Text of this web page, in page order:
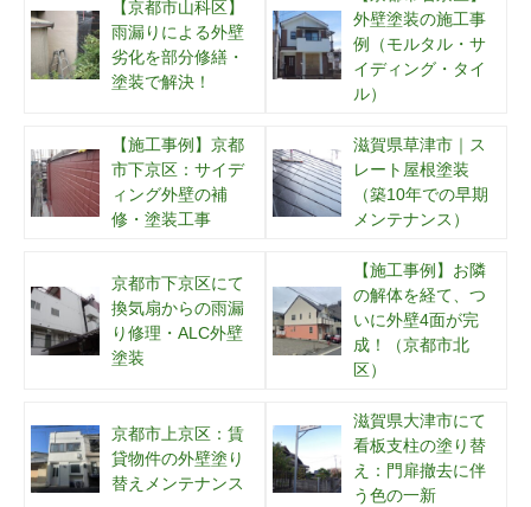
【京都市山科区】
雨漏りによる外壁
劣化を部分修繕・
塗装で解決！
外壁塗装の施工事
例（モルタル・サ
イディング・タイ
ル）
【施工事例】京都
市下京区：サイデ
ィング外壁の補
修・塗装工事
滋賀県草津市｜ス
レート屋根塗装
（築10年での早期
メンテナンス）
京都市下京区にて
換気扇からの雨漏
り修理・ALC外壁
塗装
【施工事例】お隣
の解体を経て、つ
いに外壁4面が完
成！（京都市北
区）
京都市上京区：賃
貸物件の外壁塗り
替えメンテナンス
滋賀県大津市にて
看板支柱の塗り替
え：門扉撤去に伴
う色の一新